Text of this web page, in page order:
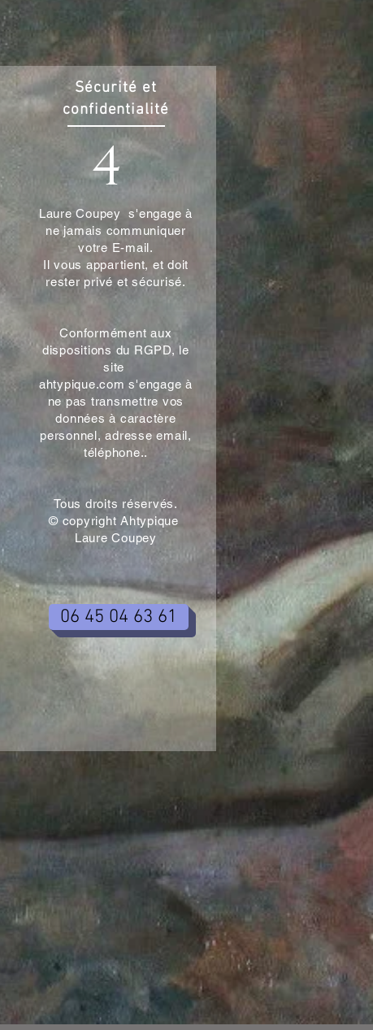
Sécurité et
confidentialité
Laure Coupey s'engage à
ne jamais communiquer
votre E-mail.
Il vous appartient, et doit
rester privé et sécurisé.
Conformément aux
dispositions du RGPD, le
site
ahtypique.com s'engage à
ne pas transmettre vos
données à caractère
personnel, adresse email,
téléphone..
Tous droits réservés.
© copyright Ahtypique
Laure Coupey
4
06 45 04 63 61